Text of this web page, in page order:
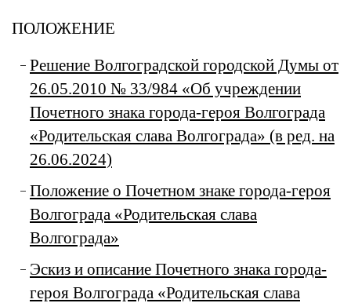
ПОЛОЖЕНИЕ
Решение Волгоградской городской Думы от
26.05.2010 № 33/984 «Об учреждении
Почетного знака города-героя Волгограда
«Родительская слава Волгограда» (в ред. на
26.06.2024)
Положение о Почетном знаке города-героя
Волгограда «Родительская слава
Волгограда»
Эскиз и описание Почетного знака города-
героя Волгограда «Родительская слава